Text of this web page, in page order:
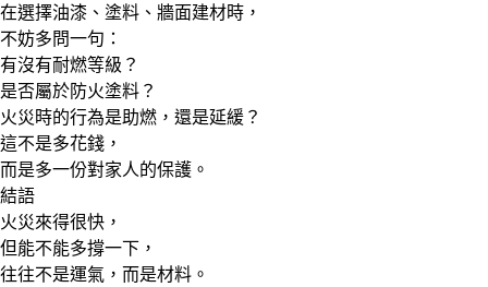
在選擇油漆、塗料、牆面建材時，
不妨多問一句：
有沒有耐燃等級？
是否屬於防火塗料？
火災時的行為是助燃，還是延緩？
這不是多花錢，
而是多一份對家人的保護。
結語
火災來得很快，
但能不能多撐一下，
往往不是運氣，而是材料。